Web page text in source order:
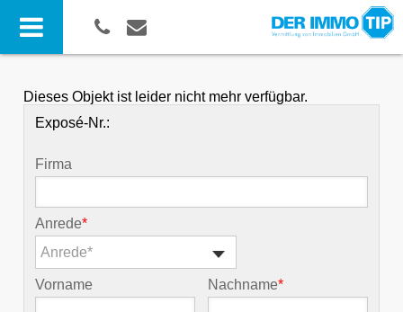
Dieses Objekt ist leider nicht mehr verfügbar.
Exposé-Nr.:
Firma
Anrede*
Anrede*
Vorname Nachname*